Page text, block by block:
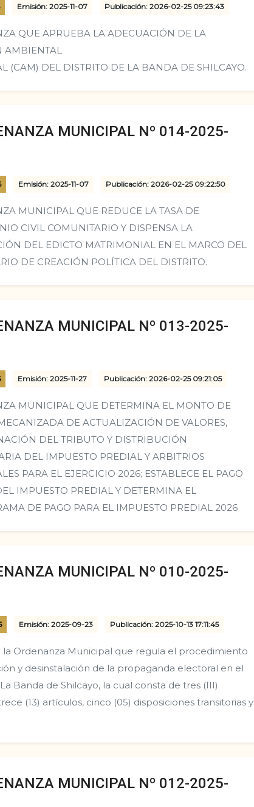
Emisión: 2025-11-07 Publicación: 2026-02-25 09:23:43
QUE APRUEBA LA ADECUACIÓN DE LA
AMBIENTAL
(CAM) DEL DISTRITO DE LA BANDA DE SHILCAYO.
MUNICIPAL Nº 014-2025-
Emisión: 2025-11-07 Publicación: 2026-02-25 09:22:50
MUNICIPAL QUE REDUCE LA TASA DE
CIVIL COMUNITARIO Y DISPENSA LA
DEL EDICTO MATRIMONIAL EN EL MARCO DEL
DE CREACIÓN POLÍTICA DEL DISTRITO.
MUNICIPAL Nº 013-2025-
Emisión: 2025-11-27 Publicación: 2026-02-25 09:21:05
MUNICIPAL QUE DETERMINA EL MONTO DE
DE ACTUALIZACIÓN DE VALORES,
DEL TRIBUTO Y DISTRIBUCIÓN
DEL IMPUESTO PREDIAL Y ARBITRIOS
PARA EL EJERCICIO 2026; ESTABLECE EL PAGO
IMPUESTO PREDIAL Y DETERMINA EL
DE PAGO PARA EL IMPUESTO PREDIAL 2026
MUNICIPAL Nº 010-2025-
Emisión: 2025-09-23 Publicación: 2025-10-13 17:11:45
la Ordenanza Municipal que regula el procedimiento
y desinstalación de la propaganda electoral en el
Banda de Shilcayo, la cual consta de tres (III)
(13) artículos, cinco (05) disposiciones transitorias y
MUNICIPAL Nº 012-2025-